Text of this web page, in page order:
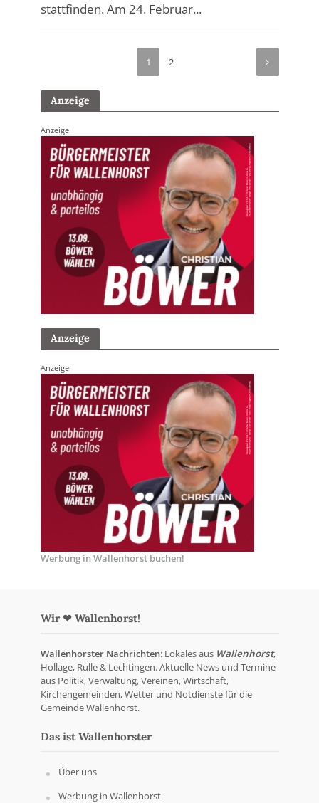
stattfinden. Am 24. Februar...
1 2
Anzeige
Anzeige
Anzeige
Anzeige
Werbung in Wallenhorst buchen!
Wir ❤ Wallenhorst!
Wallenhorster Nachrichten: Lokales aus Wallenhorst,
Hollage, Rulle & Lechtingen. Aktuelle News und Termine
aus Politik, Verwaltung, Vereinen, Wirtschaft,
Kirchengemeinden, Wetter und Notdienste für die
Gemeinde Wallenhorst.
Das ist Wallenhorster
Über uns
Werbung in Wallenhorst